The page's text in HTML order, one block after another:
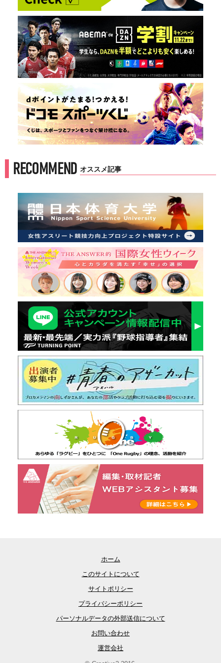
RECOMMEND オススメ記事
ホーム
このサイトについて
サイトポリシー
プライバシーポリシー
パーソナルデータの外部送信について
お問い合わせ
運営会社